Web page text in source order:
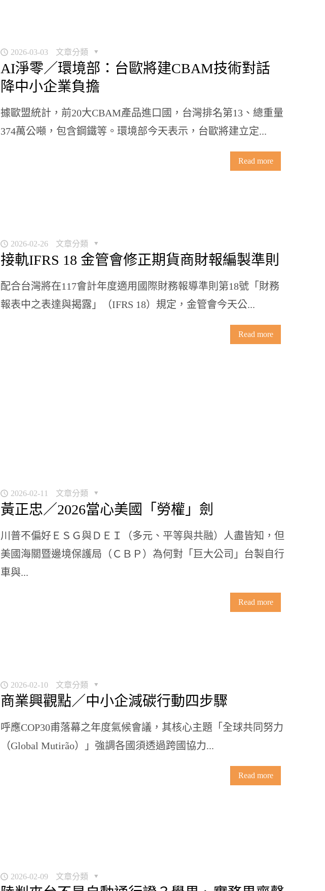
2026-03-03 文章分類
AI淨零／環境部：台歐將建CBAM技術對話
降中小企業負擔
據歐盟統計，前20大CBAM產品進口國，台灣排名第13、總重量
374萬公噸，包含鋼鐵等。環境部今天表示，台歐將建立定...
Read more
2026-02-26 文章分類
接軌IFRS 18 金管會修正期貨商財報編製準則
配合台灣將在117會計年度適用國際財務報導準則第18號「財務
報表中之表達與揭露」（IFRS 18）規定，金管會今天公...
Read more
2026-02-11 文章分類
黃正忠／2026當心美國「勞權」劍
川普不偏好ＥＳＧ與ＤＥＩ（多元、平等與共融）人盡皆知，但
美國海關暨邊境保護局（ＣＢＰ）為何對「巨大公司」台製自行
車與...
Read more
2026-02-10 文章分類
商業興觀點／中小企減碳行動四步驟
呼應COP30甫落幕之年度氣候會議，其核心主題「全球共同努力
（Global Mutirão）」強調各國須透過跨國協力...
Read more
2026-02-09 文章分類